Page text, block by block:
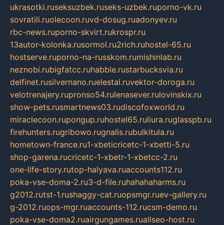
ukrasotki.ruseksuzbek.ruseks-uzbek.ruporno-vk.ru
sovratili.ruolecoon.ruvd-dosug.ruadonyev.ru
rbc-news.ruporno-skvirt.rukrospr.ru
13autor-kolonka.rusormol.ru2rich.ruhostel-65.ru
hostserve.ruporno-na-russkom.rumishinlab.ru
neznobi.rubigfatcc.ruhabble.rustarbucksvia.ru
delfinet.rusilvernano.ruelestal.ruvektor-doroga.ru
velotrenajery.rupronso54.rulenasever.rulovinskix.ru
show-pets.rusmartnews03.rudiscofoxworld.ru
miraclecoon.rupongup.ruhostel65.ruliura.ruglasspb.ru
firehunters.rugribowo.rugnalis.rubulkitula.ru
hometown-france.ru1-xbeticricetc-1-xbetti-5.ru
shop-garena.rucricetc-1-xbetr-1-xbetcc-2.ru
one-life-story.rutop-halyava.ruaccounts112.ru
poka-vse-doma-2.ru3-d-file.ruhahahaharms.ru
g2012.rutst-1.rushaggy-cat.ruopsmgr.ruev-gallery.ru
g-2012.ruops-mgr.ruaccounts-112.rucsm-demo.ru
poka-vse-doma2.ruairgungames.ruallseo-host.ru